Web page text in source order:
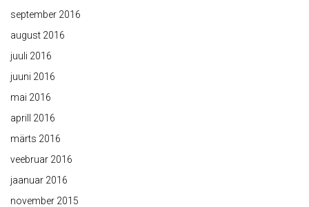
september 2016
august 2016
juuli 2016
juuni 2016
mai 2016
aprill 2016
märts 2016
veebruar 2016
jaanuar 2016
november 2015